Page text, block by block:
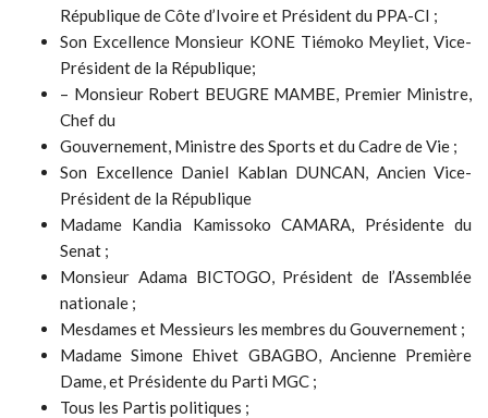
République de Côte d’Ivoire et Président du PPA-CI ;
Son Excellence Monsieur KONE Tiémoko Meyliet, Vice-
Président de la République;
– Monsieur Robert BEUGRE MAMBE, Premier Ministre,
Chef du
Gouvernement, Ministre des Sports et du Cadre de Vie ;
Son Excellence Daniel Kablan DUNCAN, Ancien Vice-
Président de la République
Madame Kandia Kamissoko CAMARA, Présidente du
Senat ;
Monsieur Adama BICTOGO, Président de l’Assemblée
nationale ;
Mesdames et Messieurs les membres du Gouvernement ;
Madame Simone Ehivet GBAGBO, Ancienne Première
Dame, et Présidente du Parti MGC ;
Tous les Partis politiques ;